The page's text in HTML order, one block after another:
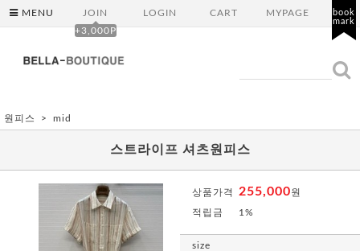
MENU
JOIN
+3,000P
LOGIN CART MYPAGE
book
mark
원피스 mid
스트라이프 셔츠원피스
상품가격 255,000원
적립금 1%
size